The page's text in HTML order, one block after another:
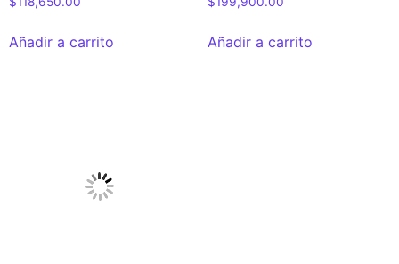
Añadir a carrito Añadir a carrito